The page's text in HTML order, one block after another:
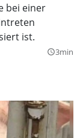
bei einer
ist.
query_builder3min